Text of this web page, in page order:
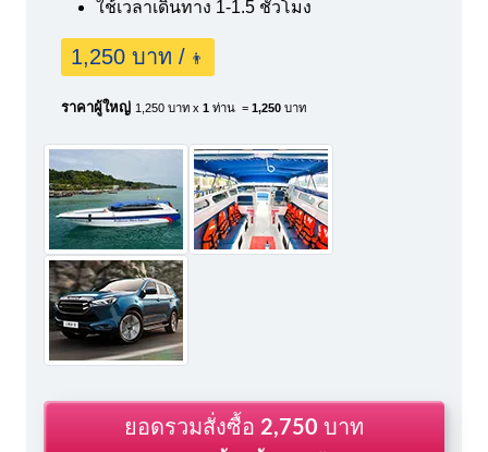
ใช้เวลาเดินทาง 1-1.5 ชั่วโมง
1,250 บาท / 👨
ราคาผู้ใหญ่ 1,250 บาท x 1 ท่าน = 1,250 บาท
ยอดรวมสั่งซื้อ 2,750 บาท